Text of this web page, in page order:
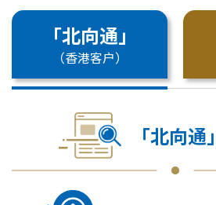
「北向通」
（香港客户）
「北向通」